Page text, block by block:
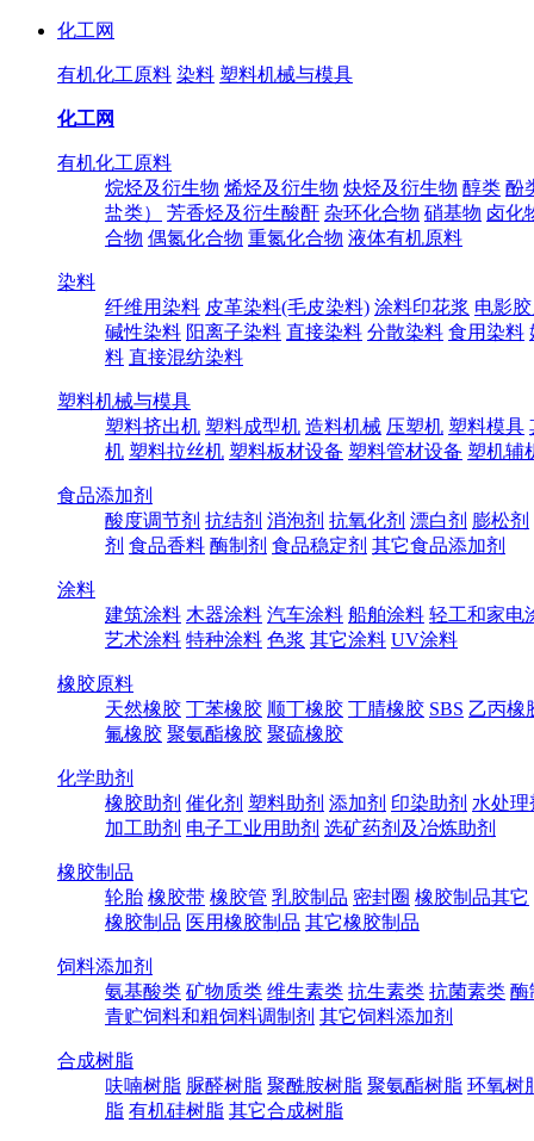
化工网
有机化工原料 染料 塑料机械与模具
化工网
有机化工原料
烷烃及衍生物 烯烃及衍生物 炔烃及衍生物 醇类 酚
盐类）
芳香烃及衍生酸酐 杂环化合物 硝基物 卤化
合物 偶氮化合物 重氮化合物 液体有机原料
染料
纤维用染料 皮革染料(毛皮染料) 涂料印花浆 电影
碱性染料 阳离子染料 直接染料 分散染料 食用染料
料 直接混纺染料
塑料机械与模具
塑料挤出机 塑料成型机 造料机械 压塑机 塑料模具
机 塑料拉丝机 塑料板材设备 塑料管材设备 塑机辅
食品添加剂
酸度调节剂 抗结剂 消泡剂 抗氧化剂 漂白剂 膨松剂
剂 食品香料 酶制剂 食品稳定剂 其它食品添加剂
涂料
建筑涂料 木器涂料 汽车涂料 船舶涂料 轻工和家电
艺术涂料 特种涂料 色浆 其它涂料 UV涂料
橡胶原料
天然橡胶 丁苯橡胶 顺丁橡胶 丁腈橡胶 SBS 乙丙橡
氟橡胶 聚氨酯橡胶 聚硫橡胶
化学助剂
橡胶助剂 催化剂 塑料助剂 添加剂 印染助剂 水处理
加工助剂 电子工业用助剂 选矿药剂及冶炼助剂
橡胶制品
轮胎 橡胶带 橡胶管 乳胶制品 密封圈 橡胶制品其它
橡胶制品 医用橡胶制品 其它橡胶制品
饲料添加剂
氨基酸类 矿物质类 维生素类 抗生素类 抗菌素类 酶
青贮饲料和粗饲料调制剂 其它饲料添加剂
合成树脂
呋喃树脂 脲醛树脂 聚酰胺树脂 聚氨酯树脂 环氧树
脂 有机硅树脂 其它合成树脂